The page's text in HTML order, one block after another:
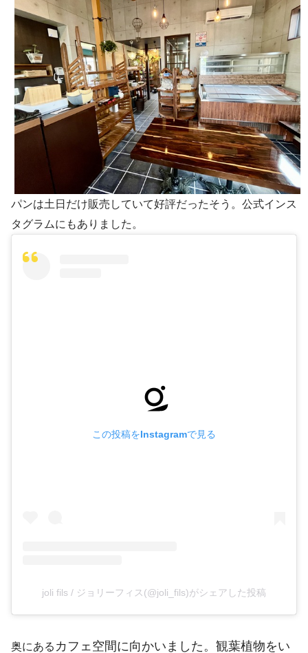
パンは土日だけ販売していて好評だったそう。公式インス
タグラムにもありました。
この投稿をInstagramで見る
joli fils / ジョリーフィス(@joli_fils)がシェアした投稿
奥にある カフェ空間に向かいました。観葉植物をい